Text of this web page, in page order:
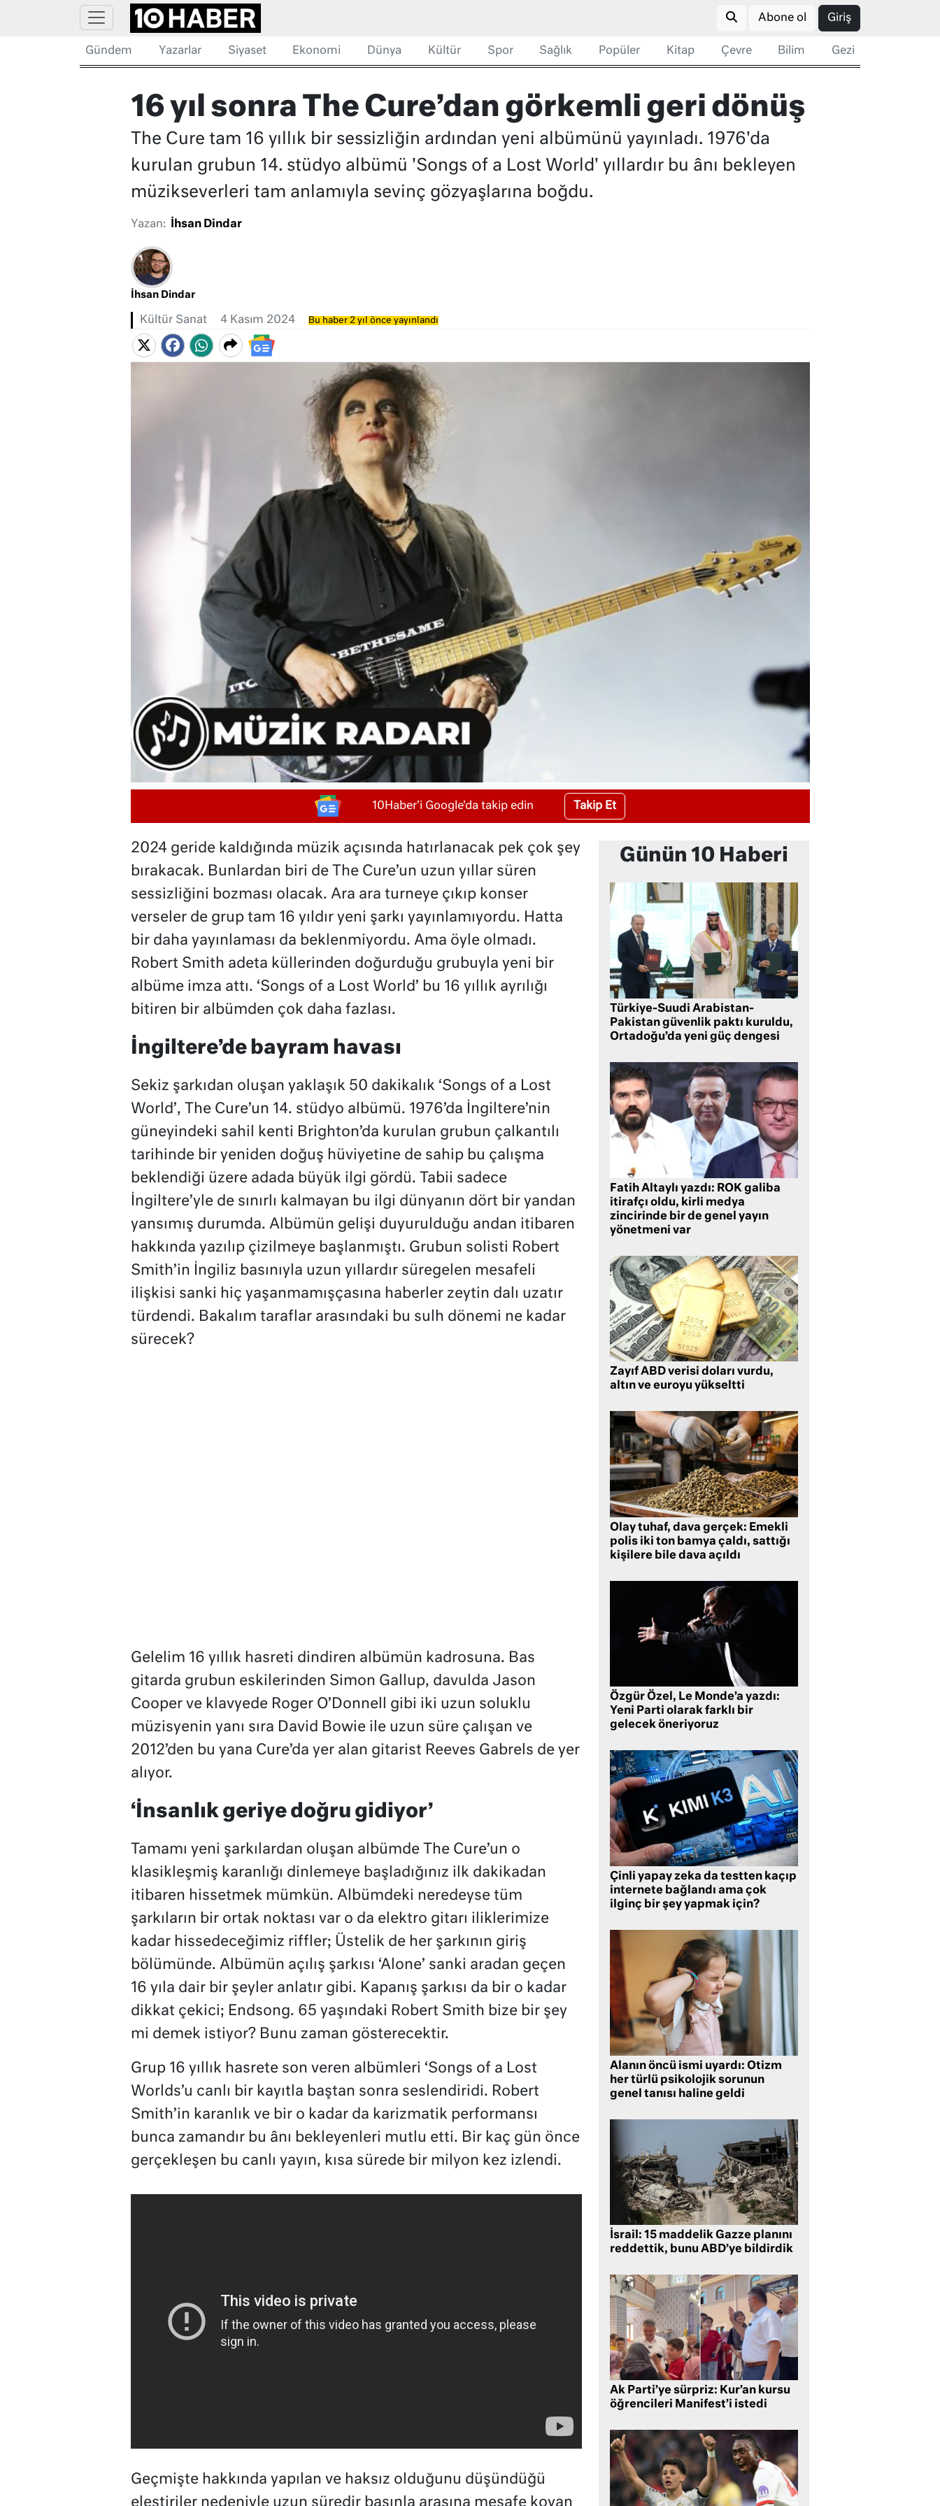
Abone ol Giriş
Gündem Yazarlar Siyaset Ekonomi Dünya Kültür Spor Sağlık Popüler Kitap Çevre Bilim Gezi
16 yıl sonra The Cure’dan görkemli geri dönüş
The Cure tam 16 yıllık bir sessizliğin ardından yeni albümünü yayınladı. 1976'da
kurulan grubun 14. stüdyo albümü 'Songs of a Lost World' yıllardır bu ânı bekleyen
müzikseverleri tam anlamıyla sevinç gözyaşlarına boğdu.
Yazan: İhsan Dindar
İhsan Dindar
Kültür Sanat 4 Kasım 2024 Bu haber 2 yıl önce yayınlandı
10Haber'i Google'da takip edin Takip Et
2024 geride kaldığında müzik açısında hatırlanacak pek çok şey
bırakacak. Bunlardan biri de The Cure’un uzun yıllar süren
sessizliğini bozması olacak. Ara ara turneye çıkıp konser
verseler de grup tam 16 yıldır yeni şarkı yayınlamıyordu. Hatta
bir daha yayınlaması da beklenmiyordu. Ama öyle olmadı.
Robert Smith adeta küllerinden doğurduğu grubuyla yeni bir
albüme imza attı. ‘Songs of a Lost World’ bu 16 yıllık ayrılığı
bitiren bir albümden çok daha fazlası.
İngiltere’de bayram havası
Sekiz şarkıdan oluşan yaklaşık 50 dakikalık ‘Songs of a Lost
World’, The Cure’un 14. stüdyo albümü. 1976’da İngiltere’nin
güneyindeki sahil kenti Brighton’da kurulan grubun çalkantılı
tarihinde bir yeniden doğuş hüviyetine de sahip bu çalışma
beklendiği üzere adada büyük ilgi gördü. Tabii sadece
İngiltere’yle de sınırlı kalmayan bu ilgi dünyanın dört bir yandan
yansımış durumda. Albümün gelişi duyurulduğu andan itibaren
hakkında yazılıp çizilmeye başlanmıştı. Grubun solisti Robert
Smith’in İngiliz basınıyla uzun yıllardır süregelen mesafeli
ilişkisi sanki hiç yaşanmamışçasına haberler zeytin dalı uzatır
türdendi. Bakalım taraflar arasındaki bu sulh dönemi ne kadar
sürecek?
Gelelim 16 yıllık hasreti dindiren albümün kadrosuna. Bas
gitarda grubun eskilerinden Simon Gallup, davulda Jason
Cooper ve klavyede Roger O’Donnell gibi iki uzun soluklu
müzisyenin yanı sıra David Bowie ile uzun süre çalışan ve
2012’den bu yana Cure’da yer alan gitarist Reeves Gabrels de yer
alıyor.
‘İnsanlık geriye doğru gidiyor’
Tamamı yeni şarkılardan oluşan albümde The Cure’un o
klasikleşmiş karanlığı dinlemeye başladığınız ilk dakikadan
itibaren hissetmek mümkün. Albümdeki neredeyse tüm
şarkıların bir ortak noktası var o da elektro gitarı iliklerimize
kadar hissedeceğimiz riffler; Üstelik de her şarkının giriş
bölümünde. Albümün açılış şarkısı ‘Alone’ sanki aradan geçen
16 yıla dair bir şeyler anlatır gibi. Kapanış şarkısı da bir o kadar
dikkat çekici; Endsong. 65 yaşındaki Robert Smith bize bir şey
mi demek istiyor? Bunu zaman gösterecektir.
Grup 16 yıllık hasrete son veren albümleri ‘Songs of a Lost
Worlds’u canlı bir kayıtla baştan sonra seslendiridi. Robert
Smith’in karanlık ve bir o kadar da karizmatik performansı
bunca zamandır bu ânı bekleyenleri mutlu etti. Bir kaç gün önce
gerçekleşen bu canlı yayın, kısa sürede bir milyon kez izlendi.
Geçmişte hakkında yapılan ve haksız olduğunu düşündüğü
eleştiriler nedeniyle uzun süredir basınla arasına mesafe koyan
Günün 10 Haberi
Türkiye-Suudi Arabistan-
Pakistan güvenlik paktı kuruldu,
Ortadoğu’da yeni güç dengesi
Fatih Altaylı yazdı: ROK galiba
itirafçı oldu, kirli medya
zincirinde bir de genel yayın
yönetmeni var
Zayıf ABD verisi doları vurdu,
altın ve euroyu yükseltti
Olay tuhaf, dava gerçek: Emekli
polis iki ton bamya çaldı, sattığı
kişilere bile dava açıldı
Özgür Özel, Le Monde’a yazdı:
Yeni Parti olarak farklı bir
gelecek öneriyoruz
Çinli yapay zeka da testten kaçıp
internete bağlandı ama çok
ilginç bir şey yapmak için?
Alanın öncü ismi uyardı: Otizm
her türlü psikolojik sorunun
genel tanısı haline geldi
İsrail: 15 maddelik Gazze planını
reddettik, bunu ABD’ye bildirdik
Ak Parti’ye sürpriz: Kur’an kursu
öğrencileri Manifest’i istedi